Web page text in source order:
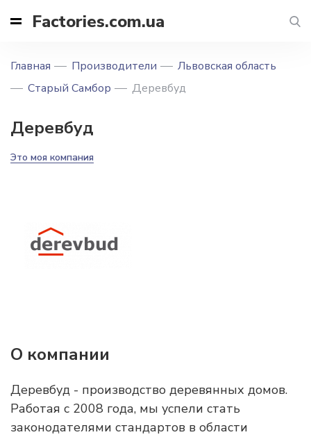
Factories.com.ua
Главная Производители
Львовская область
Старый Самбор
Деревбуд
Деревбуд
Это моя компания
О компании
Деревбуд - производство деревянных домов.
Работая с 2008 года, мы успели стать
законодателями стандартов в области